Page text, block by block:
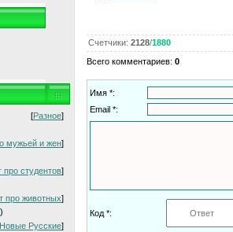
[Разное]
мужьей и жен]
про студентов]
про животных]
)
Новые Русские]
Счетчики: 2128/1880
Всего комментариев: 0
Имя *:
Email *:
Код *: